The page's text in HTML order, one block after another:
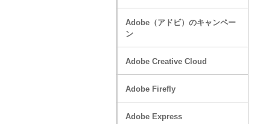
Adobe（アドビ）のキャンペー
ン
Adobe Creative Cloud
Adobe Firefly
Adobe Express